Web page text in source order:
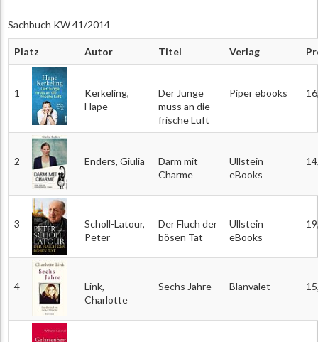
Sachbuch KW 41/2014
Platz Autor Titel Verlag
1
Kerkeling,
Hape
Der Junge
muss an die
frische Luft
Piper ebooks
2 Enders, Giulia
Darm mit
Charme
Ullstein
eBooks
3
Scholl-Latour,
Peter
Der Fluch der
bösen Tat
Ullstein
eBooks
4
Link,
Charlotte
Sechs Jahre Blanvalet